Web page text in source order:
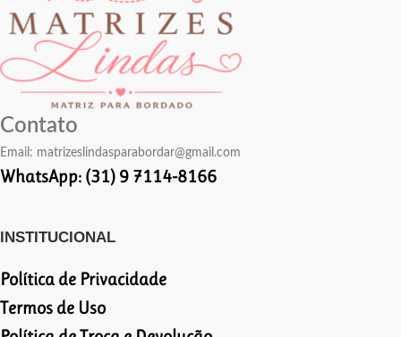
Contato
Email: matrizeslindasparabordar@gmail.com
WhatsApp: (31) 9 7114-8166
INSTITUCIONAL
Política de Privacidade
Termos de Uso